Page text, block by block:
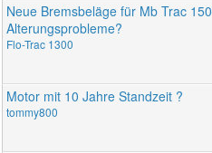
Neue Bremsbeläge für Mb Trac
Alterungsprobleme?
Flo-Trac 1300
Motor mit 10 Jahre Standzeit ?
tommy800